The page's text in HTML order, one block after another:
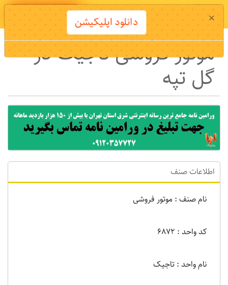
دانلود اپلیکیشن
موتور فروشی تاجیک در
گل تپه
اطلاعات صنف
نام صنف : موتور فروشی
کد واحد : 6872
نام واحد : تاجیک
× دانلود اپلیکیشن